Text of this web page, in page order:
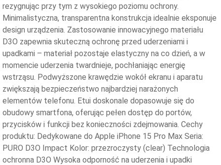
rezygnując przy tym z wysokiego poziomu ochrony.
Minimalistyczna, transparentna konstrukcja idealnie eksponuje
design urządzenia. Zastosowanie innowacyjnego materiału
D3O zapewnia skuteczną ochronę przed uderzeniami i
upadkami – materiał pozostaje elastyczny na co dzień, a w
momencie uderzenia twardnieje, pochłaniając energię
wstrząsu. Podwyższone krawędzie wokół ekranu i aparatu
zwiększają bezpieczeństwo najbardziej narażonych
elementów telefonu. Etui doskonale dopasowuje się do
obudowy smartfona, oferując pełen dostęp do portów,
przycisków i funkcji bez konieczności zdejmowania. Cechy
produktu: Dedykowane do Apple iPhone 15 Pro Max Seria:
PURO D3O Impact Kolor: przezroczysty (clear) Technologia
ochronna D3O Wysoka odporność na uderzenia i upadki